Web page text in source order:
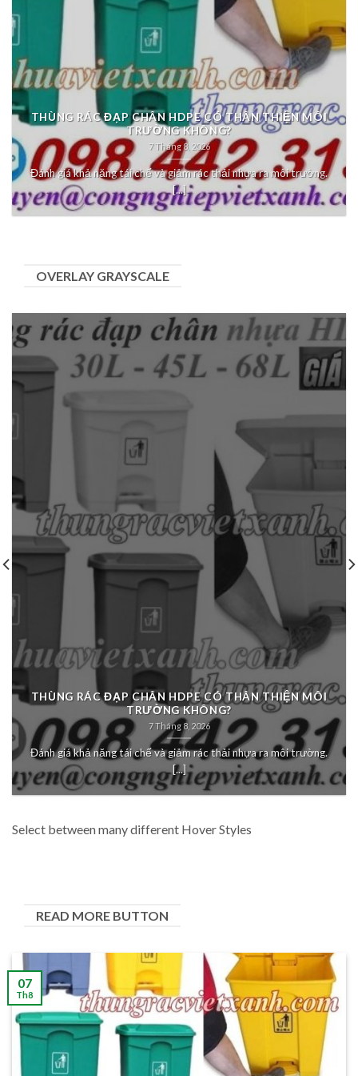
THÙNG RÁC ĐẠP CHÂN HDPE CÓ THÂN THIỆN MÔI
TRƯỜNG KHÔNG?
7 Tháng 8, 2026
Đánh giá khả năng tái chế và giảm rác thải nhựa ra môi trường.
[...]
OVERLAY GRAYSCALE
THÙNG RÁC ĐẠP CHÂN HDPE CÓ THÂN THIỆN MÔI
TRƯỜNG KHÔNG?
7 Tháng 8, 2026
Đánh giá khả năng tái chế và giảm rác thải nhựa ra môi trường.
[...]
Select between many different Hover Styles
READ MORE BUTTON
07
Th8